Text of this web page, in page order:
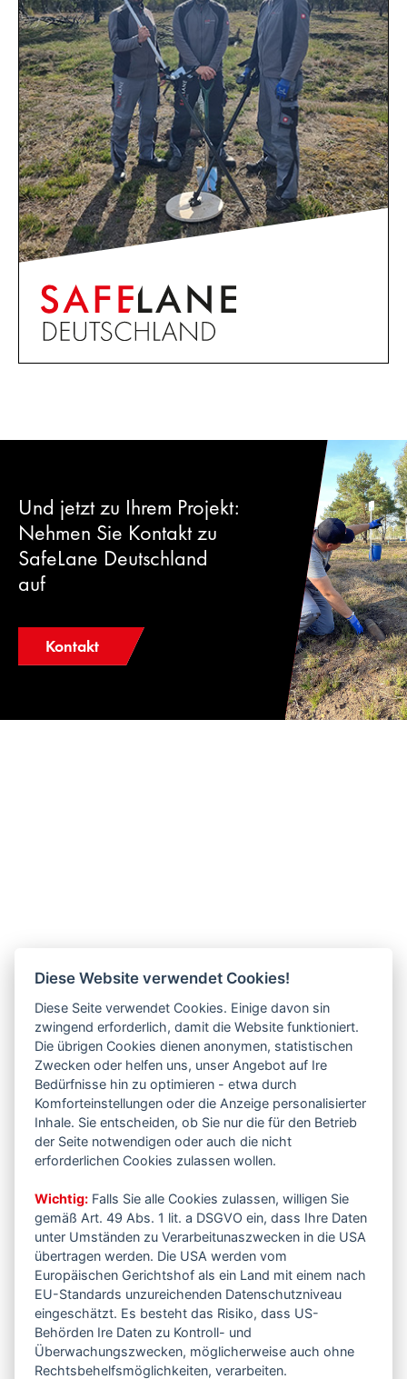
Und jetzt zu Ihrem Projekt:
Nehmen Sie Kontakt zu
SafeLane Deutschland
auf
Kontakt
Diese Website verwendet Cookies!
Diese Seite verwendet Cookies. Einige davon sin
zwingend erforderlich, damit die Website funktioniert.
Die übrigen Cookies dienen anonymen, statistischen
Zwecken oder helfen uns, unser Angebot auf Ire
Bedürfnisse hin zu optimieren - etwa durch
Komforteinstellungen oder die Anzeige personalisierter
Inhale. Sie entscheiden, ob Sie nur die für den Betrieb
der Seite notwendigen oder auch die nicht
erforderlichen Cookies zulassen wollen.
Wichtig: Falls Sie alle Cookies zulassen, willigen Sie
gemäß Art. 49 Abs. 1 lit. a DSGVO ein, dass Ihre Daten
unter Umständen zu Verarbeitunaszwecken in die USA
übertragen werden. Die USA werden vom
Europäischen Gerichtshof als ein Land mit einem nach
EU-Standards unzureichenden Datenschutzniveau
eingeschätzt. Es besteht das Risiko, dass US-
Behörden Ire Daten zu Kontroll- und
Überwachungszwecken, möglicherweise auch ohne
Rechtsbehelfsmöglichkeiten, verarbeiten.